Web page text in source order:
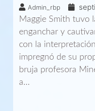
Admin_rbp
Maggie Smith tuvo
enganchar y
con la
impregnó de su
bruja profesora
a…